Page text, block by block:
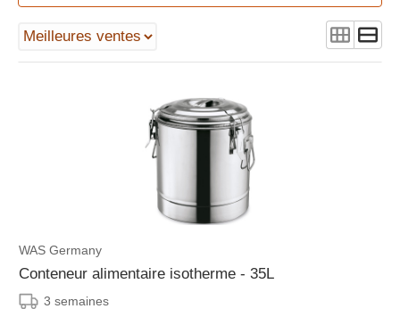
WAS Germany
Conteneur alimentaire isotherme - 35L
3 semaines